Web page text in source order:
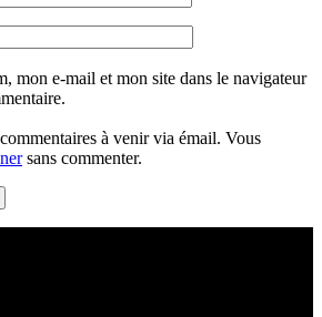
mon e-mail et mon site dans le navigateur
à venir via émail. Vous
sans commenter.